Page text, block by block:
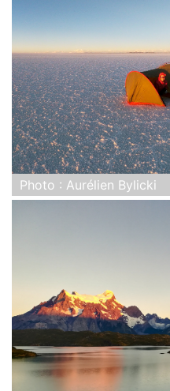
Photo : Aurélien Bylicki